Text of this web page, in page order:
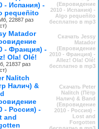
- Испания) -
pequeñito
22887 раз
(Евровидение
2010 - Испания) -
Algo pequeñito
бесплатно в mp3
Matador
- Франция) -
Ola! Olé!
21837 раз
Скачать Jessy
Matador
(Евровидение
2010 - Франция) -
Allez! Ola! Olé!
бесплатно в mp3
Nalitch
Налич) &
- Россия) -
and
Скачать Peter
Nalitch (Пётр
Налич) & Band
(Евровидение
2010 - Россия) -
Lost and
Forgotten